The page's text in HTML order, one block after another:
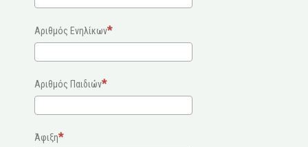
Αριθμός Ενηλίκων
Αριθμός Παιδιών
Άφιξη